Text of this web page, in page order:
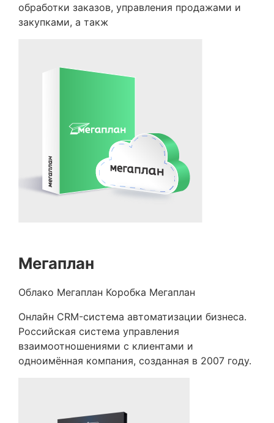
обработки заказов, управления продажами и
закупками, а такж
Мегаплан
Облако Мегаплан Коробка Мегаплан
Онлайн CRM-система автоматизации бизнеса.
Российская система управления
взаимоотношениями с клиентами и
одноимённая компания, созданная в 2007 году.